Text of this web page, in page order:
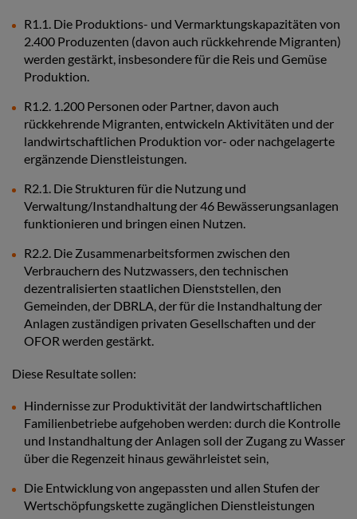
R1.1. Die Produktions- und Vermarktungskapazitäten von
2.400 Produzenten (davon auch rückkehrende Migranten)
werden gestärkt, insbesondere für die Reis und Gemüse
Produktion.
R1.2. 1.200 Personen oder Partner, davon auch
rückkehrende Migranten, entwickeln Aktivitäten und der
landwirtschaftlichen Produktion vor- oder nachgelagerte
ergänzende Dienstleistungen.
R2.1. Die Strukturen für die Nutzung und
Verwaltung/Instandhaltung der 46 Bewässerungsanlagen
funktionieren und bringen einen Nutzen.
R2.2. Die Zusammenarbeitsformen zwischen den
Verbrauchern des Nutzwassers, den technischen
dezentralisierten staatlichen Dienststellen, den
Gemeinden, der DBRLA, der für die Instandhaltung der
Anlagen zuständigen privaten Gesellschaften und der
OFOR werden gestärkt.
Diese Resultate sollen:
Hindernisse zur Produktivität der landwirtschaftlichen
Familienbetriebe aufgehoben werden: durch die Kontrolle
und Instandhaltung der Anlagen soll der Zugang zu Wasser
über die Regenzeit hinaus gewährleistet sein,
Die Entwicklung von angepassten und allen Stufen der
Wertschöpfungskette zugänglichen Dienstleistungen